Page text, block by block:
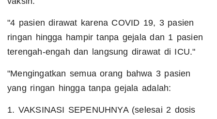
"4 pasien dirawat karena COVID 19, 3 pasien
ringan hingga hampir tanpa gejala dan 1 pasien
terengah-engah dan langsung dirawat di ICU."
"Mengingatkan semua orang bahwa 3 pasien
yang ringan hingga tanpa gejala adalah:
1. VAKSINASI SEPENUHNYA (selesai 2 dosis